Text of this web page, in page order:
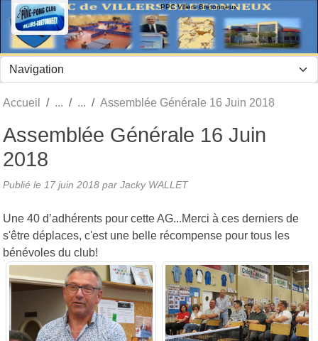
PPC Villers Bretonneux
Accueil Assemblée Générale 16 Juin 2018
Assemblée Générale 16 Juin
2018
Publié le 17 juin 2018 par Jacky WALLET
Une 40 d’adhérents pour cette AG...Merci à ces derniers de
s'être déplaces, c'est une belle récompense pour tous les
bénévoles du club!
Panneau de gestion des cookies